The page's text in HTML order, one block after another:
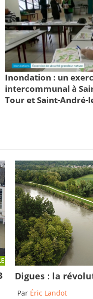
Inondation : un
intercommunal à
Tour et Saint-André-
Digues : la
Par Éric Landot